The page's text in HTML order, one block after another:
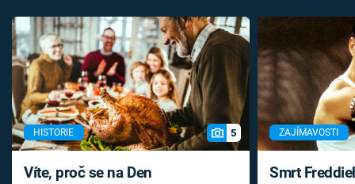
HISTORIE 5
Víte, proč se na Den
ZAJÍMAVOSTI
Smrt